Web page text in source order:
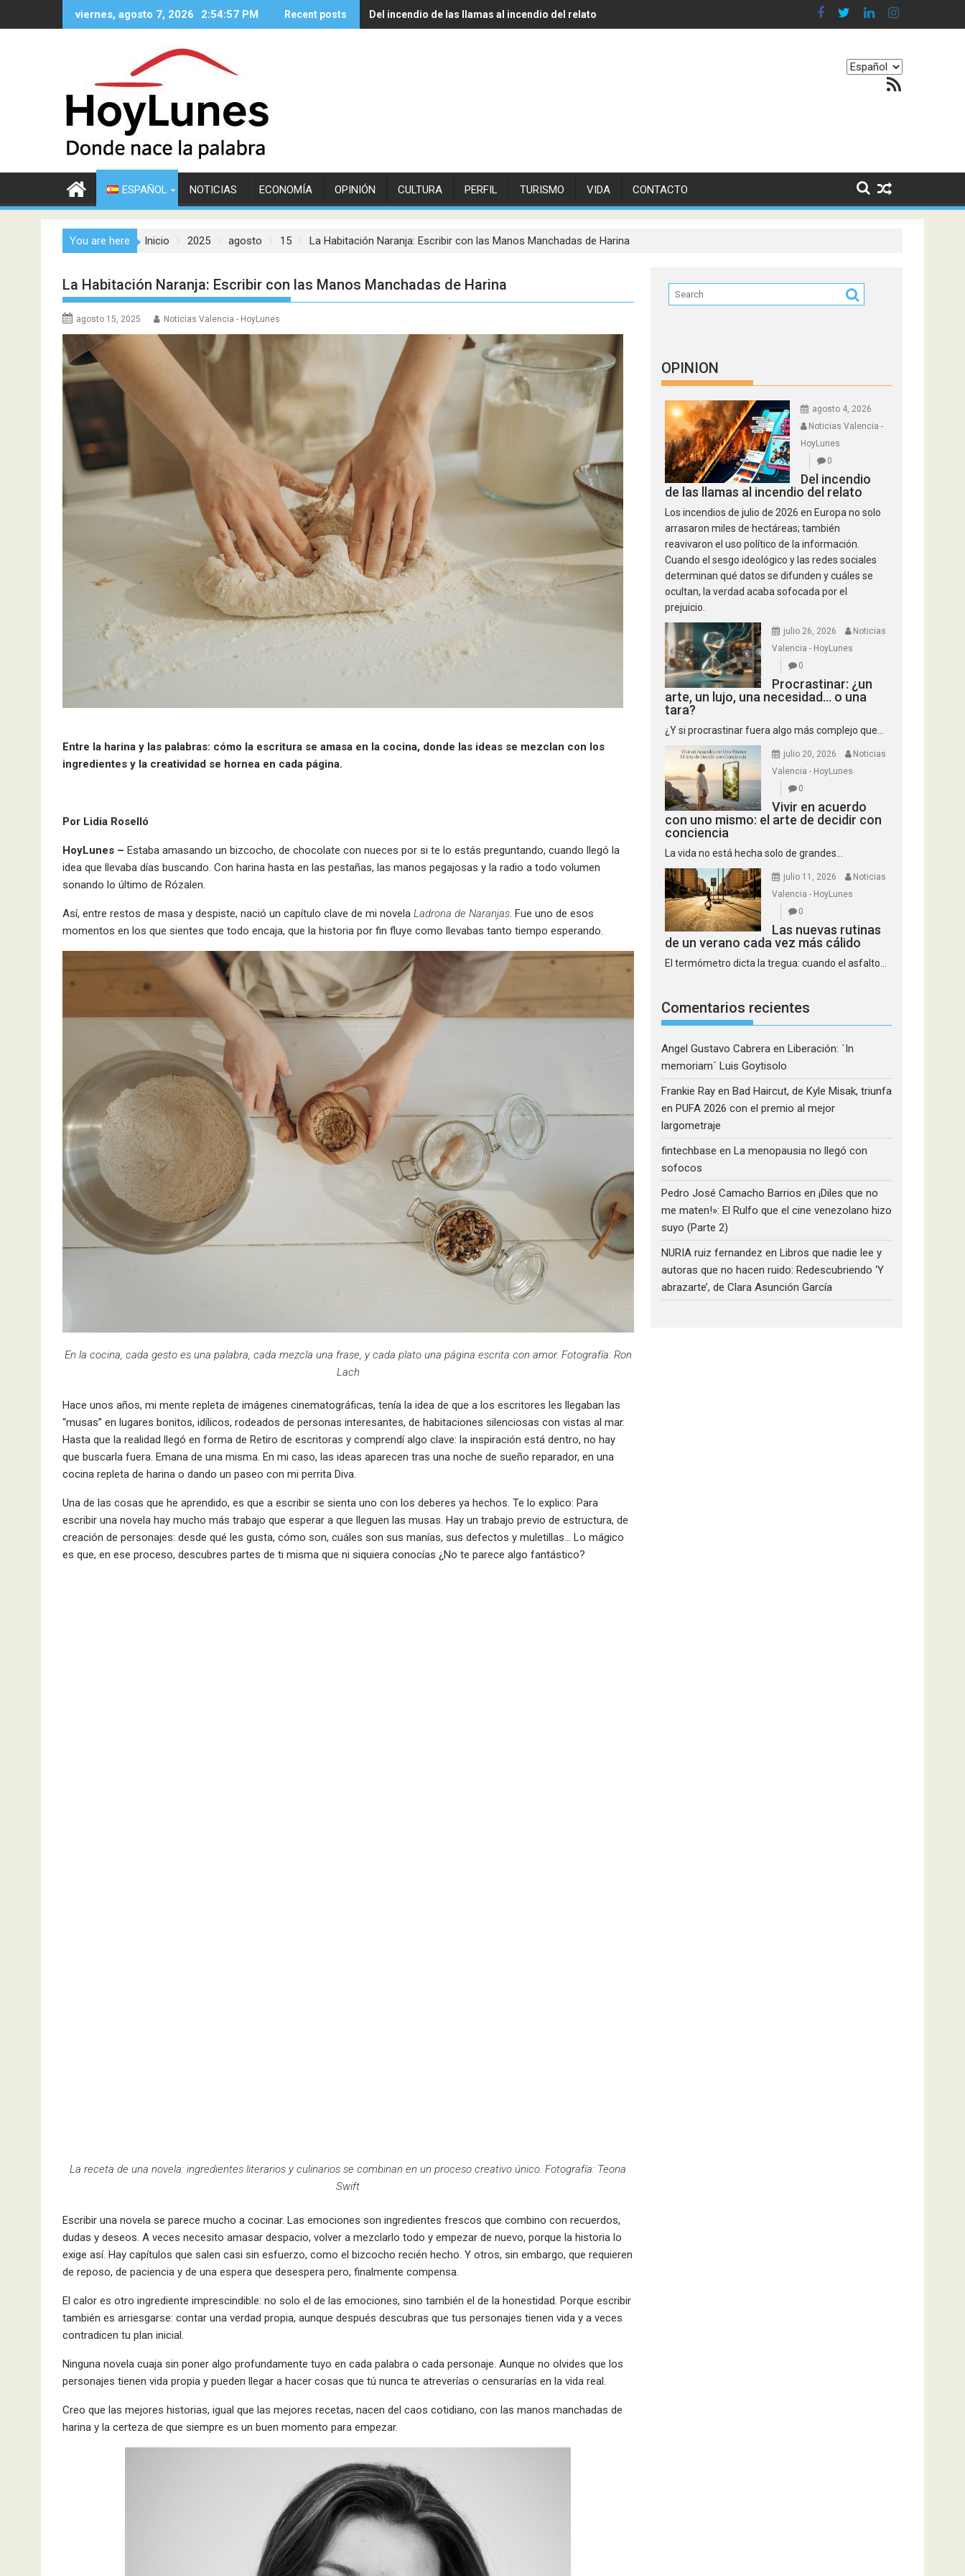
viernes, agosto 7, 2026 2:54:59 PM Recent posts Del incendio de las llamas al incendio del relato
Experto de Vithas explica cómo las olas de calor influyen en nuestro equilibrio emocional
Elegir
Feed RSS
ESPAÑOL NOTICIAS ECONOMÍA OPINIÓN CULTURA PERFIL TURISMO VIDA CONTACTO
You are here Inicio 2025 agosto 15 La Habitación Naranja: Escribir con las Manos Manchadas de Harina
La Habitación Naranja: Escribir con las Manos Manchadas de Harina
agosto 15, 2025 Noticias Valencia - HoyLunes
Entre la harina y las palabras: cómo la escritura se amasa en la cocina, donde las ideas se mezclan con los
ingredientes y la creatividad se hornea en cada página.
Por Lidia Roselló
HoyLunes – Estaba amasando un bizcocho, de chocolate con nueces por si te lo estás preguntando, cuando llegó la
idea que llevaba días buscando. Con harina hasta en las pestañas, las manos pegajosas y la radio a todo volumen
sonando lo último de Rózalen.
Así, entre restos de masa y despiste, nació un capítulo clave de mi novela Ladrona de Naranjas. Fue uno de esos
momentos en los que sientes que todo encaja, que la historia por fin fluye como llevabas tanto tiempo esperando.
En la cocina, cada gesto es una palabra, cada mezcla una frase, y cada plato una página escrita con amor. Fotografía: Ron
Lach
Hace unos años, mi mente repleta de imágenes cinematográficas, tenía la idea de que a los escritores les llegaban las
“musas” en lugares bonitos, idílicos, rodeados de personas interesantes, de habitaciones silenciosas con vistas al mar.
Hasta que la realidad llegó en forma de Retiro de escritoras y comprendí algo clave: la inspiración está dentro, no hay
que buscarla fuera. Emana de una misma. En mi caso, las ideas aparecen tras una noche de sueño reparador, en una
cocina repleta de harina o dando un paseo con mi perrita Diva.
Una de las cosas que he aprendido, es que a escribir se sienta uno con los deberes ya hechos. Te lo explico: Para
escribir una novela hay mucho más trabajo que esperar a que lleguen las musas. Hay un trabajo previo de estructura, de
creación de personajes: desde qué les gusta, cómo son, cuáles son sus manías, sus defectos y muletillas… Lo mágico
es que, en ese proceso, descubres partes de ti misma que ni siquiera conocías ¿No te parece algo fantástico?
Ninguna novela cuaja sin poner algo profundamente tuyo en cada palabra o cada personaje. Aunque no olvides que los
personajes tienen vida propia y pueden llegar a hacer cosas que tú nunca te atreverías o censurarías en la vida real.
Creo que las mejores historias, igual que las mejores recetas, nacen del caos cotidiano, con las manos manchadas de
harina y la certeza de que siempre es un buen momento para empezar.
OPINION
agosto 4, 2026
Noticias Valencia -
HoyLunes
0
Del incendio
de las llamas al incendio del relato
Los incendios de julio de 2026 en Europa no solo
arrasaron miles de hectáreas; también
reavivaron el uso político de la información.
Cuando el sesgo ideológico y las redes sociales
determinan qué datos se difunden y cuáles se
ocultan, la verdad acaba sofocada por el
prejuicio.
julio 26, 2026
Noticias
Valencia - HoyLunes
0
Procrastinar: ¿un
arte, un lujo, una necesidad… o una
tara?
¿Y si procrastinar fuera algo más complejo que...
julio 20, 2026
Noticias
Valencia - HoyLunes
0
Vivir en acuerdo
con uno mismo: el arte de decidir con
conciencia
La vida no está hecha solo de grandes...
julio 11, 2026
Noticias
Valencia - HoyLunes
0
Las nuevas rutinas
de un verano cada vez más cálido
El termómetro dicta la tregua: cuando el asfalto...
Comentarios recientes
Angel Gustavo Cabrera en Liberación: ´In
memoriam´ Luis Goytisolo
Frankie Ray en Bad Haircut, de Kyle Misak, triunfa
en PUFA 2026 con el premio al mejor
largometraje
fintechbase en La menopausia no llegó con
sofocos
Pedro José Camacho Barrios en ¡Diles que no
me maten!»: El Rulfo que el cine venezolano hizo
suyo (Parte 2)
NURIA ruiz fernandez en Libros que nadie lee y
autoras que no hacen ruido: Redescubriendo ‘Y
abrazarte’, de Clara Asunción García